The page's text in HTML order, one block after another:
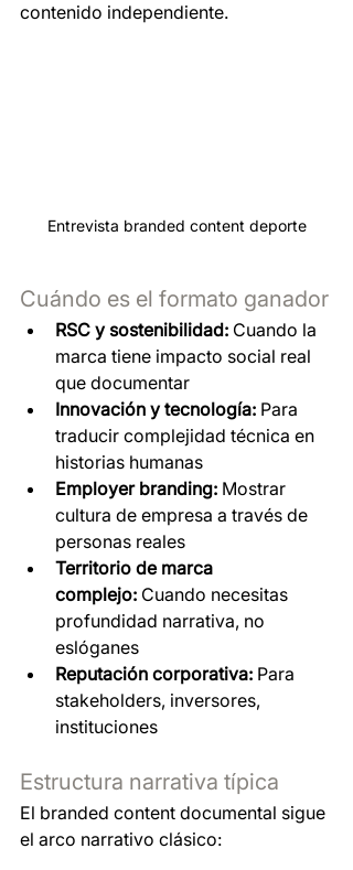
contenido independiente.
Entrevista branded content deporte
Cuándo es el formato ganador
RSC y sostenibilidad: Cuando la
marca tiene impacto social real
que documentar
Innovación y tecnología: Para
traducir complejidad técnica en
historias humanas
Employer branding: Mostrar
cultura de empresa a través de
personas reales
Territorio de marca
complejo: Cuando necesitas
profundidad narrativa, no
eslóganes
Reputación corporativa: Para
stakeholders, inversores,
instituciones
Estructura narrativa típica
El branded content documental sigue
el arco narrativo clásico: